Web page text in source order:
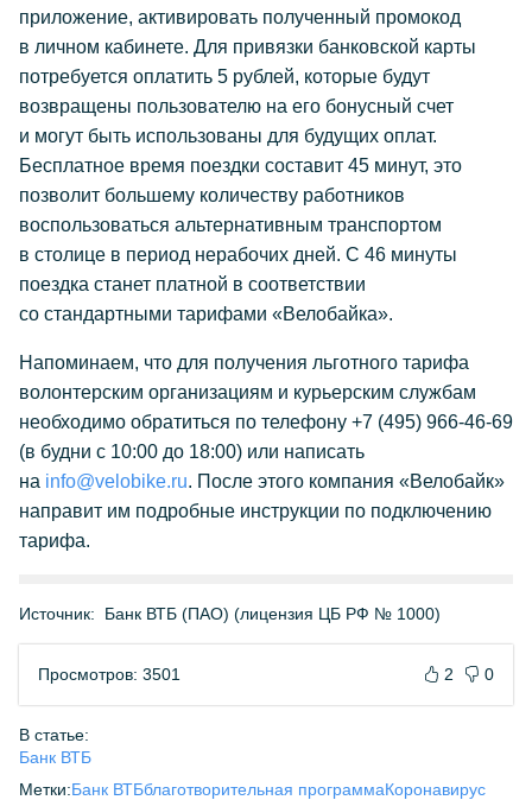
приложение, активировать полученный промокод
в личном кабинете. Для привязки банковской карты
потребуется оплатить 5 рублей, которые будут
возвращены пользователю на его бонусный счет
и могут быть использованы для будущих оплат.
Бесплатное время поездки составит 45 минут, это
позволит большему количеству работников
воспользоваться альтернативным транспортом
в столице в период нерабочих дней. С 46 минуты
поездка станет платной в соответствии
со стандартными тарифами «Велобайка».
Напоминаем, что для получения льготного тарифа
волонтерским организациям и курьерским службам
необходимо обратиться по телефону +7 (495) 966-46-69
(в будни с 10:00 до 18:00) или написать
на info@velobike.ru. После этого компания «Велобайк»
направит им подробные инструкции по подключению
тарифа.
Источник: Банк ВТБ (ПАО) (лицензия ЦБ РФ № 1000)
Просмотров: 3501 2 0
В статье:
Банк ВТБ
Метки:Банк ВТБблаготворительная программаКоронавирус